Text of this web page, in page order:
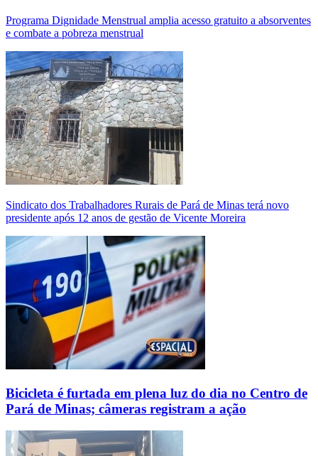
Programa Dignidade Menstrual amplia acesso gratuito a absorventes
e combate a pobreza menstrual
Sindicato dos Trabalhadores Rurais de Pará de Minas terá novo
presidente após 12 anos de gestão de Vicente Moreira
Bicicleta é furtada em plena luz do dia no Centro de
Pará de Minas; câmeras registram a ação